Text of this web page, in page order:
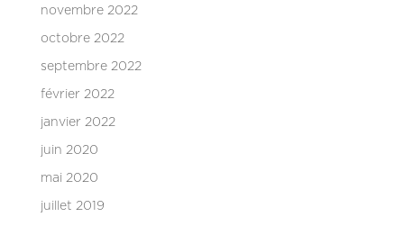
novembre 2022
octobre 2022
septembre 2022
février 2022
janvier 2022
juin 2020
mai 2020
juillet 2019